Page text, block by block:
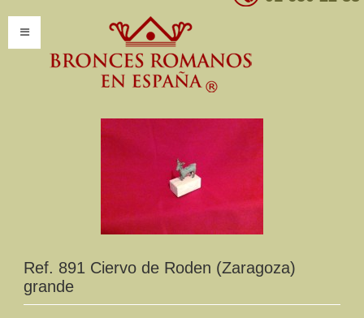
INFORMACIÓN
Presentación
Modelos por encargo
CATÁLOGO
Ref. 891 Ciervo de Roden (Zaragoza)
grande